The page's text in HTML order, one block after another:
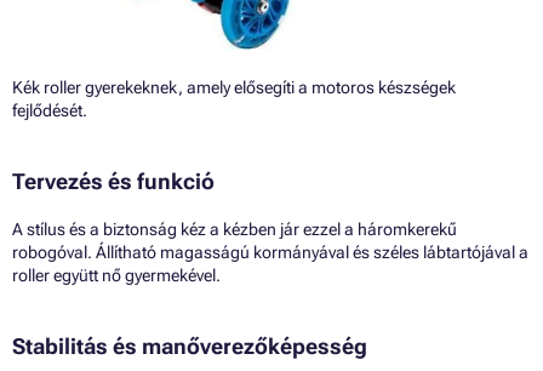
Kék roller gyerekeknek, amely elősegíti a motoros készségek
fejlődését.
Tervezés és funkció
A stílus és a biztonság kéz a kézben jár ezzel a háromkerekű
robogóval. Állítható magasságú kormányával és széles lábtartójával a
roller együtt nő gyermekével.
Stabilitás és manőverezőképesség